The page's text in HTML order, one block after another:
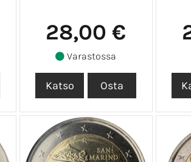
28,00 €
Varastossa